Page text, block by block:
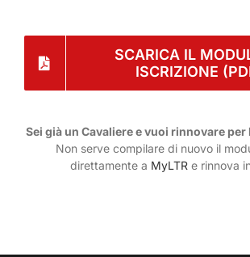
SCARICA IL
ISCRIZIONE
Sei già un Cavaliere e vuoi rinnovare per
Non serve compilare di nuovo il
direttamente a MyLTRe rinnova